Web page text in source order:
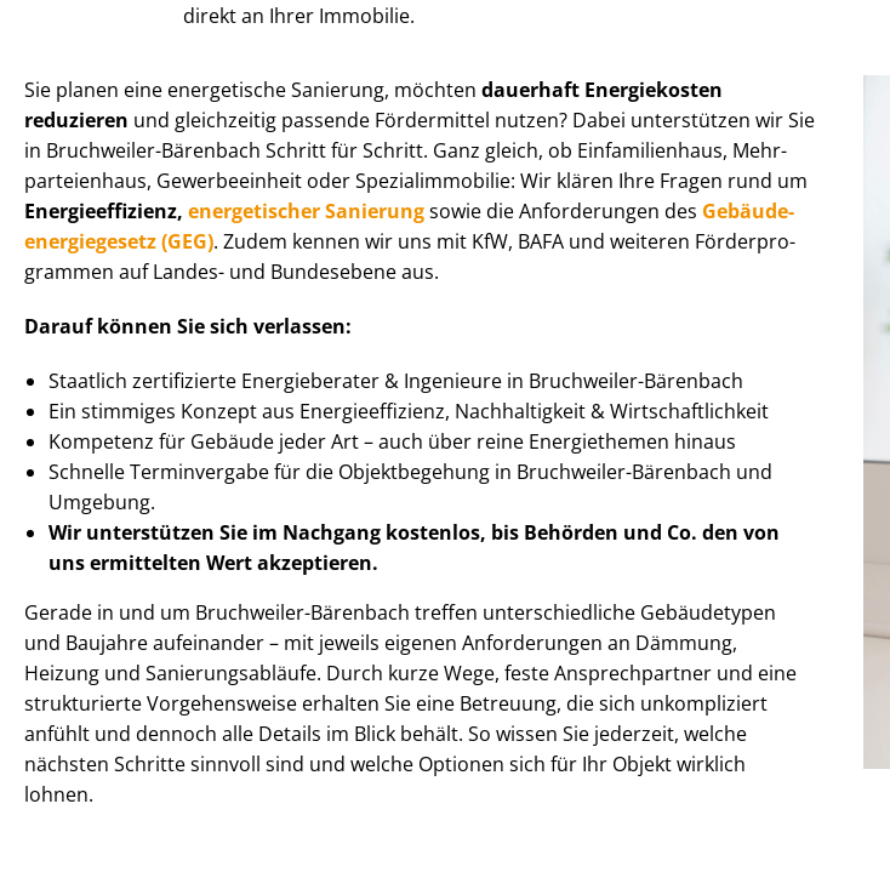
direkt an Ihrer Immobilie.
Sie planen eine energetische Sanierung, möchten dauerhaft Energiekosten
reduzieren und gleichzeitig passende Fördermittel nutzen? Dabei unterstützen wir Sie
in Bruchweiler-Bärenbach Schritt für Schritt. Ganz gleich, ob Einfamilienhaus, Mehr­
par­tei­en­haus, Gewerbeeinheit oder Spe­zi­al­im­mo­bi­lie: Wir klären Ihre Fragen rund um
En­er­gie­ef­fi­zi­enz, energetischer Sanierungsowie die Anforderungen des Ge­bäu­de­
en­er­gie­ge­setz (GEG). Zudem kennen wir uns mit KfW, BAFA und weiteren För­der­pro­
gram­men auf Landes- und Bundesebene aus.
Darauf können Sie sich verlassen:
Staatlich zertifizierte Energieberater & Ingenieure in Bruchweiler-Bärenbach
Ein stimmiges Konzept aus En­er­gie­ef­fi­zi­enz, Nachhaltigkeit & Wirt­schaft­lich­keit
Kompetenz für Gebäude jeder Art – auch über reine Energiethemen hinaus
Schnelle Terminvergabe für die Objektbegehung in Bruchweiler-Bärenbach und
Umgebung.
Wir unterstützen Sie im Nachgang kostenlos, bis Behörden und Co. den von
uns ermittelten Wert akzeptieren.
Gerade in und um Bruchweiler-Bärenbach treffen un­ter­schied­li­che Gebäudetypen
und Baujahre aufeinander – mit jeweils eigenen Anforderungen an Dämmung,
Heizung und Sa­nie­rungs­ab­läu­fe. Durch kurze Wege, feste Ansprechpartner und eine
strukturierte Vorgehensweise erhalten Sie eine Betreuung, die sich unkompliziert
anfühlt und dennoch alle Details im Blick behält. So wissen Sie jederzeit, welche
nächsten Schritte sinnvoll sind und welche Optionen sich für Ihr Objekt wirklich
lohnen.